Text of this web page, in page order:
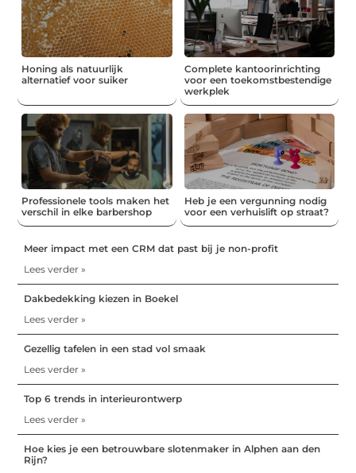
Honing als natuurlijk
alternatief voor suiker
Complete kantoorinrichting
voor een toekomstbestendige
werkplek
Professionele tools maken het
verschil in elke barbershop
Heb je een vergunning nodig
voor een verhuislift op straat?
Meer impact met een CRM dat past bij je non-profit
Lees verder »
Dakbedekking kiezen in Boekel
Lees verder »
Gezellig tafelen in een stad vol smaak
Lees verder »
Top 6 trends in interieurontwerp
Lees verder »
Hoe kies je een betrouwbare slotenmaker in Alphen aan den
Rijn?